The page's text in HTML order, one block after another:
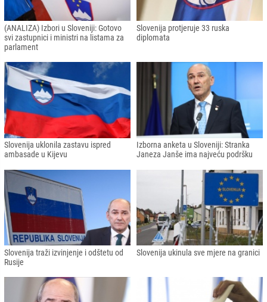
(ANALIZA) Izbori u Sloveniji: Gotovo
svi zastupnici i ministri na listama za
parlament
Slovenija protjeruje 33 ruska
diplomata
Slovenija uklonila zastavu ispred
ambasade u Kijevu
Izborna anketa u Sloveniji: Stranka
Janeza Janše ima najveću podršku
Slovenija traži izvinjenje i odštetu od
Rusije
Slovenija ukinula sve mjere na granici